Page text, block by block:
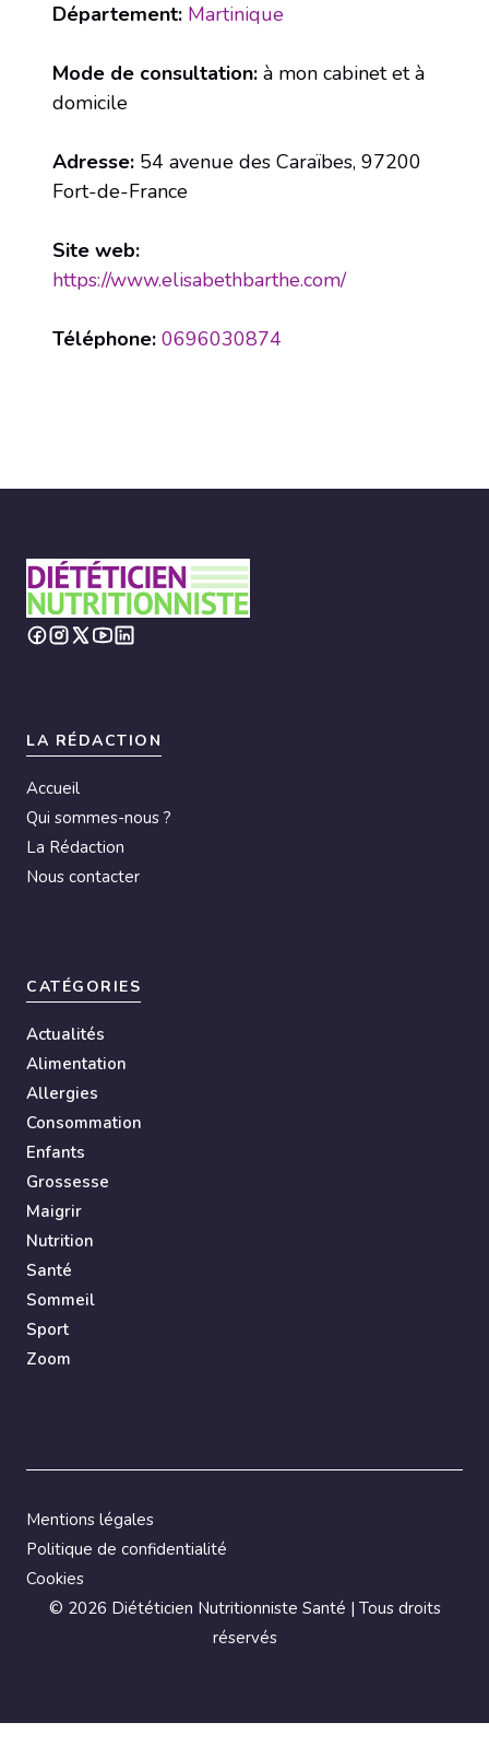
Département: Martinique
Mode de consultation: à mon cabinet et à
domicile
Adresse: 54 avenue des Caraïbes, 97200
Fort-de-France
Site web:
https://www.elisabethbarthe.com/
Téléphone: 0696030874
LA RÉDACTION
Accueil
Qui sommes-nous ?
La Rédaction
Nous contacter
CATÉGORIES
Actualités
Alimentation
Allergies
Consommation
Enfants
Grossesse
Maigrir
Nutrition
Santé
Sommeil
Sport
Zoom
© 2026 Diététicien Nutritionniste Santé | Tous droits
réservés
Mentions légales
Politique de confidentialité
Cookies